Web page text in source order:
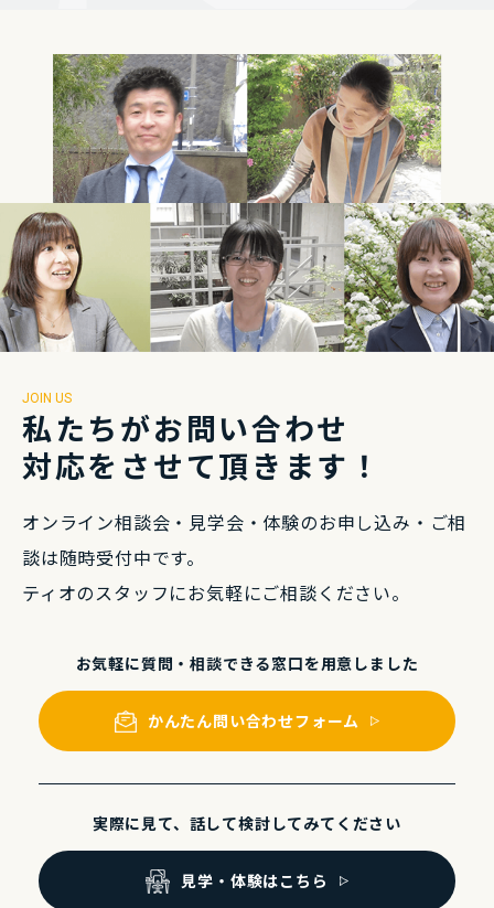
JOIN US
私たちがお問い合わせ
対応をさせて頂きます！
オンライン相談会・⾒学会・体験のお申し込み・ ご相
談は随時受付中です。
ティオのスタッフにお気軽にご相談ください。
お気軽に質問・相談できる窓⼝を⽤意しました
かんたん問い合わせフォーム
実際に⾒て、話して検討してみてください
⾒学・体験はこちら